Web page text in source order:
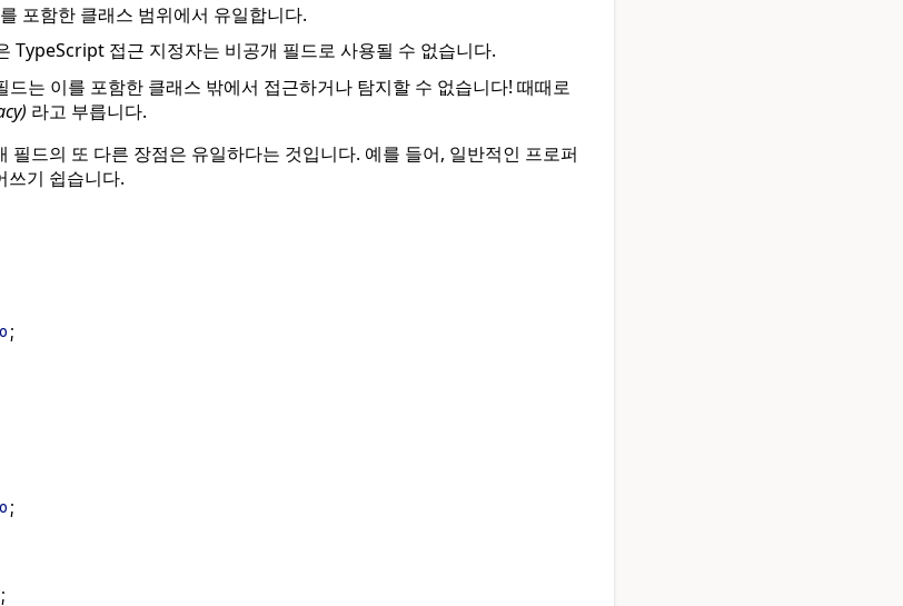
포함한 클래스 범위에서 유일합니다.
TypeScript 접근 지정자는 비공개 필드로 사용될 수 없습니다.
드는 이를 포함한 클래스 밖에서 접근하거나 탐지할 수 없습니다! 때때로
라고 부릅니다.
필드의 또 다른 장점은 유일하다는 것입니다. 예를 들어, 일반적인 프로퍼
쓰기 쉽습니다.
;
;